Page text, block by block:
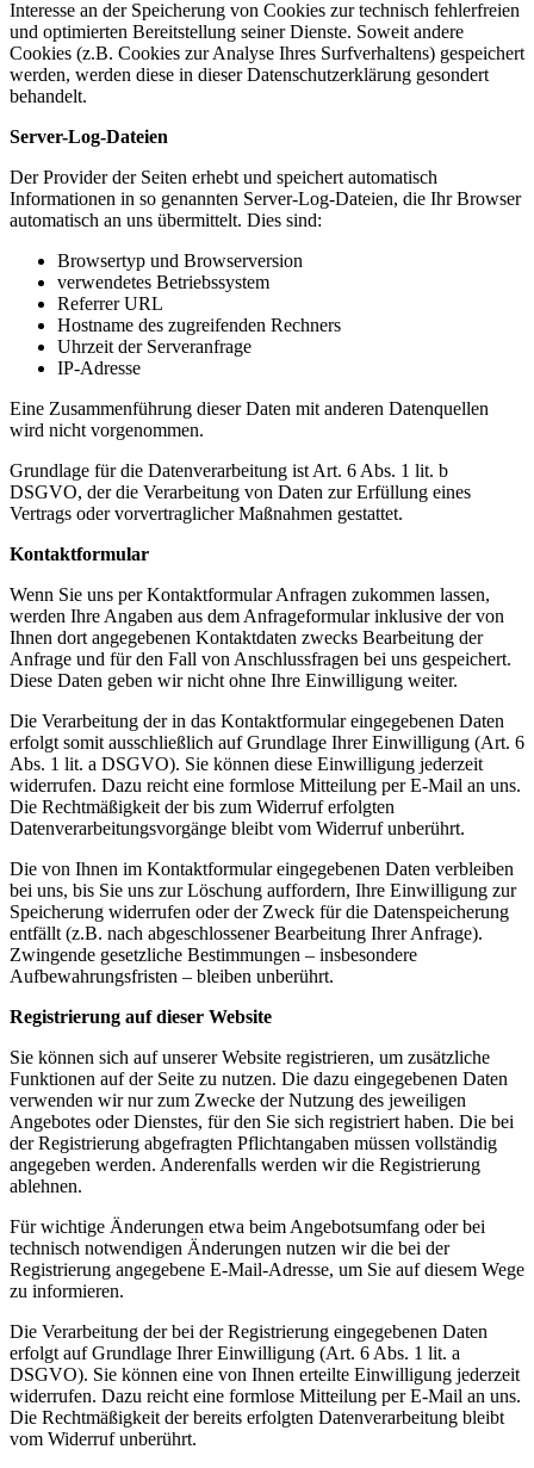
Interesse an der Speicherung von Cookies zur technisch fehlerfreien
und optimierten Bereitstellung seiner Dienste. Soweit andere
Cookies (z.B. Cookies zur Analyse Ihres Surfverhaltens) gespeichert
werden, werden diese in dieser Datenschutzerklärung gesondert
behandelt.
Server-Log-Dateien
Der Provider der Seiten erhebt und speichert automatisch
Informationen in so genannten Server-Log-Dateien, die Ihr Browser
automatisch an uns übermittelt. Dies sind:
Browsertyp und Browserversion
verwendetes Betriebssystem
Referrer URL
Hostname des zugreifenden Rechners
Uhrzeit der Serveranfrage
IP-Adresse
Eine Zusammenführung dieser Daten mit anderen Datenquellen
wird nicht vorgenommen.
Grundlage für die Datenverarbeitung ist Art. 6 Abs. 1 lit. b
DSGVO, der die Verarbeitung von Daten zur Erfüllung eines
Vertrags oder vorvertraglicher Maßnahmen gestattet.
Kontaktformular
Wenn Sie uns per Kontaktformular Anfragen zukommen lassen,
werden Ihre Angaben aus dem Anfrageformular inklusive der von
Ihnen dort angegebenen Kontaktdaten zwecks Bearbeitung der
Anfrage und für den Fall von Anschlussfragen bei uns gespeichert.
Diese Daten geben wir nicht ohne Ihre Einwilligung weiter.
Die Verarbeitung der in das Kontaktformular eingegebenen Daten
erfolgt somit ausschließlich auf Grundlage Ihrer Einwilligung (Art. 6
Abs. 1 lit. a DSGVO). Sie können diese Einwilligung jederzeit
widerrufen. Dazu reicht eine formlose Mitteilung per E-Mail an uns.
Die Rechtmäßigkeit der bis zum Widerruf erfolgten
Datenverarbeitungsvorgänge bleibt vom Widerruf unberührt.
Die von Ihnen im Kontaktformular eingegebenen Daten verbleiben
bei uns, bis Sie uns zur Löschung auffordern, Ihre Einwilligung zur
Speicherung widerrufen oder der Zweck für die Datenspeicherung
entfällt (z.B. nach abgeschlossener Bearbeitung Ihrer Anfrage).
Zwingende gesetzliche Bestimmungen – insbesondere
Aufbewahrungsfristen – bleiben unberührt.
Registrierung auf dieser Website
Sie können sich auf unserer Website registrieren, um zusätzliche
Funktionen auf der Seite zu nutzen. Die dazu eingegebenen Daten
verwenden wir nur zum Zwecke der Nutzung des jeweiligen
Angebotes oder Dienstes, für den Sie sich registriert haben. Die bei
der Registrierung abgefragten Pflichtangaben müssen vollständig
angegeben werden. Anderenfalls werden wir die Registrierung
ablehnen.
Für wichtige Änderungen etwa beim Angebotsumfang oder bei
technisch notwendigen Änderungen nutzen wir die bei der
Registrierung angegebene E-Mail-Adresse, um Sie auf diesem Wege
zu informieren.
Die Verarbeitung der bei der Registrierung eingegebenen Daten
erfolgt auf Grundlage Ihrer Einwilligung (Art. 6 Abs. 1 lit. a
DSGVO). Sie können eine von Ihnen erteilte Einwilligung jederzeit
widerrufen. Dazu reicht eine formlose Mitteilung per E-Mail an uns.
Die Rechtmäßigkeit der bereits erfolgten Datenverarbeitung bleibt
vom Widerruf unberührt.